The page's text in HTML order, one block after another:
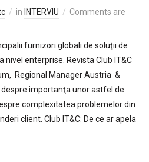
in INTERVIU
Comments are
furnizori globali de soluţii de
enterprise. Revista Club IT&C
Regional Manager Austria &
despre importanţa unor astfel de
complexitatea problemelor din
client. Club IT&C: De ce ar apela